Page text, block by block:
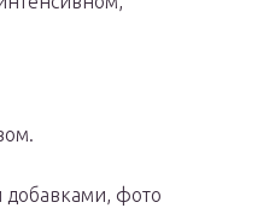
добавками, фото